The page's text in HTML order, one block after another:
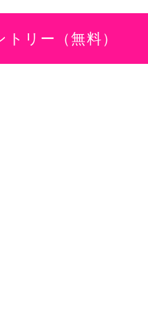
トリー（無料）